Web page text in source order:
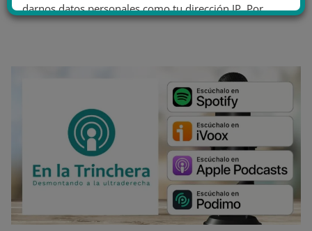
darnos datos personales como tu dirección IP. Por
Opciones de cookies Aceptar cookies
Rechazar cookies Política de cookies